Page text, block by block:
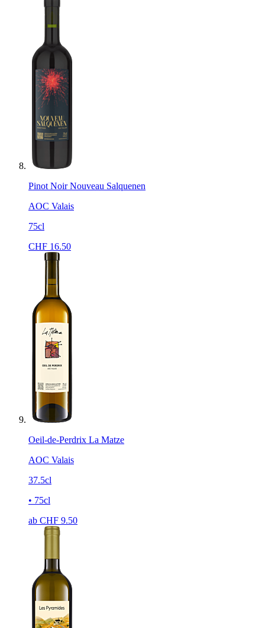
Pinot Noir Nouveau Salquenen
AOC Valais
75cl
CHF 16.50
Oeil-de-Perdrix La Matze
AOC Valais
37.5cl
• 75cl
ab CHF 9.50